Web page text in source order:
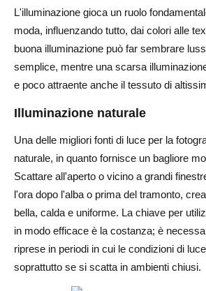
L'illuminazione gioca un ruolo
moda, influenzando tutto, dai colori alle
buona illuminazione può far sembrare
semplice, mentre una scarsa
e poco attraente anche il tessuto di
Illuminazione naturale
Una delle migliori fonti di luce per la
naturale, in quanto fornisce un bagliore
Scattare all'aperto o vicino a grandi
l'ora dopo l'alba o prima del tramonto,
bella, calda e uniforme. La chiave per
in modo efficace è la costanza; è
riprese in periodi in cui le condizioni di
soprattutto se si scatta in ambienti chiusi.